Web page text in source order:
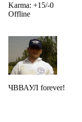
Karma: +15/-0
Offline
ЧВВАУЛ forever!